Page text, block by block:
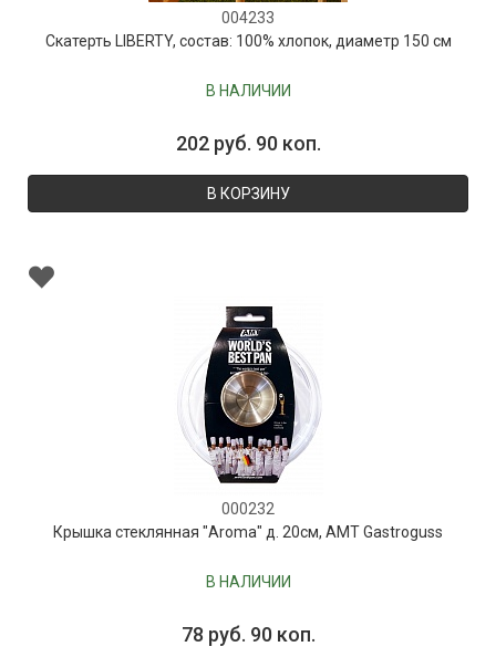
004233
Скатерть LIBERTY, состав: 100% хлопок, диаметр 150 см
В НАЛИЧИИ
202 руб. 90 коп.
В КОРЗИНУ
000232
Крышка стеклянная "Aroma" д. 20см, AMT Gastroguss
В НАЛИЧИИ
78 руб. 90 коп.